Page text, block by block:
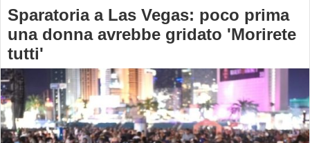
Sparatoria a Las Vegas: poco prima
una donna avrebbe gridato 'Morirete
tutti'